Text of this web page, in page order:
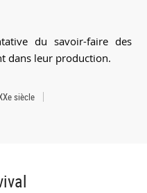
du savoir-faire des
dans leur production.
siècle